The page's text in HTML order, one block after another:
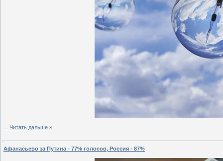
Читать дальше »
Афанасьево за Путина - 77% голосов, Россия - 87%